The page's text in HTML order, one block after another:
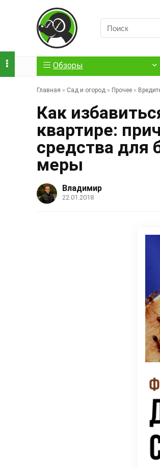
Обзоры
Главная » Сад и огород » Прочее »
Как
квартире:
средства для
меры
Владимир
22.01.2018